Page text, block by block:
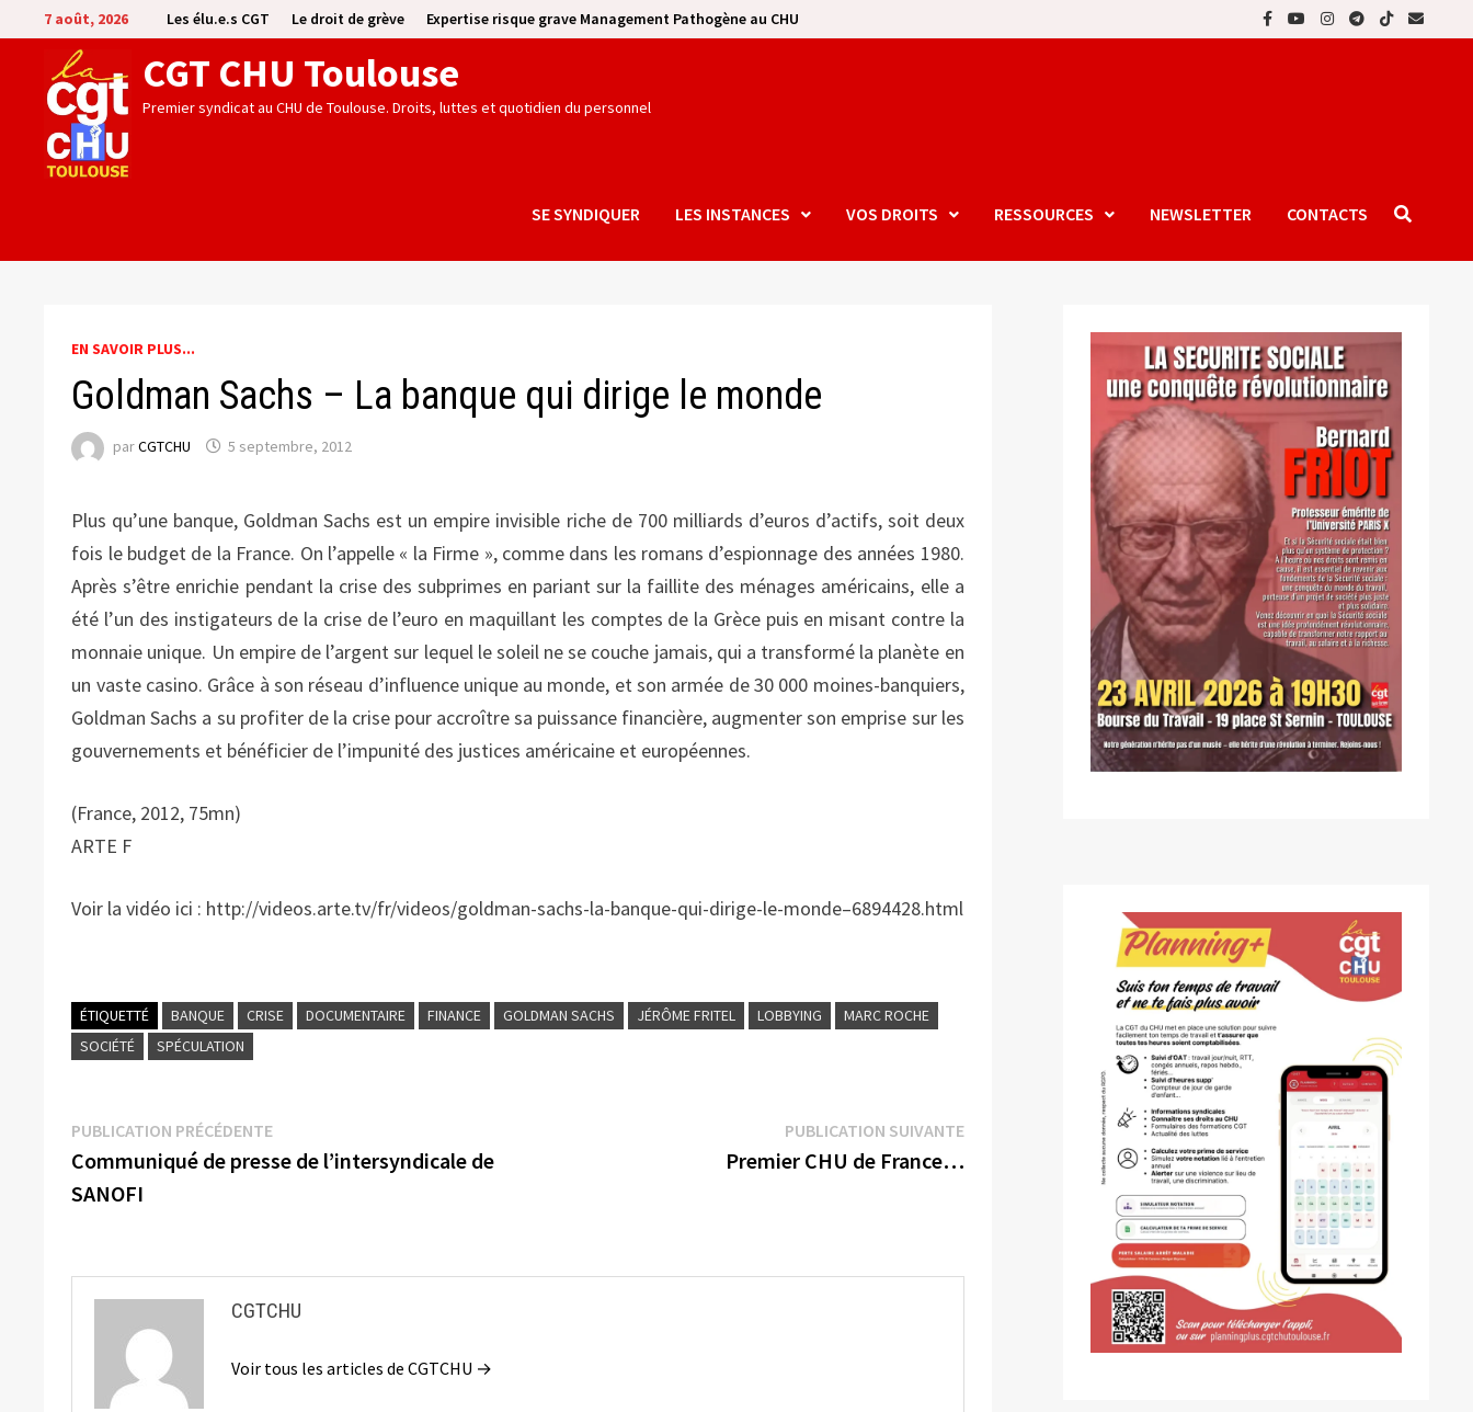
Passer
au
contenu
7 août, 2026 Les élu.e.s CGT Le droit de grève Expertise risque grave Management Pathogène au CHU
CGT CHU Toulouse
Premier syndicat au CHU de Toulouse. Droits, luttes et quotidien du personnel
SE SYNDIQUER LES INSTANCES VOS DROITS RESSOURCES NEWSLETTER CONTACTS
EN SAVOIR PLUS...
Goldman Sachs – La banque qui dirige le monde
parCGTCHU 5 septembre, 2012
Plus qu’une banque, Goldman Sachs est un empire invisible riche de 700 milliards d’euros d’actifs, soit deux
fois le budget de la France. On l’appelle « la Firme », comme dans les romans d’espionnage des années 1980.
Après s’être enrichie pendant la crise des subprimes en pariant sur la faillite des ménages américains, elle a
été l’un des instigateurs de la crise de l’euro en maquillant les comptes de la Grèce puis en misant contre la
monnaie unique. Un empire de l’argent sur lequel le soleil ne se couche jamais, qui a transformé la planète en
un vaste casino. Grâce à son réseau d’influence unique au monde, et son armée de 30 000 moines-banquiers,
Goldman Sachs a su profiter de la crise pour accroître sa puissance financière, augmenter son emprise sur les
gouvernements et bénéficier de l’impunité des justices américaine et européennes.
(France, 2012, 75mn)
ARTE F
Voir la vidéo ici : http://videos.arte.tv/fr/videos/goldman-sachs-la-banque-qui-dirige-le-monde–6894428.html
ÉTIQUETTÉ BANQUE CRISE DOCUMENTAIRE FINANCE GOLDMAN SACHS JÉRÔME FRITEL LOBBYING
MARC ROCHE
SOCIÉTÉ
SPÉCULATION
Navigation
de
PUBLICATION PRÉCÉDENTEPublication
précédente :
Communiqué de presse de l’intersyndicale de
SANOFI
PUBLICATION SUIVANTEPublication
Premier CHU de France…
CGTCHU
Voir tous les articles de CGTCHU →